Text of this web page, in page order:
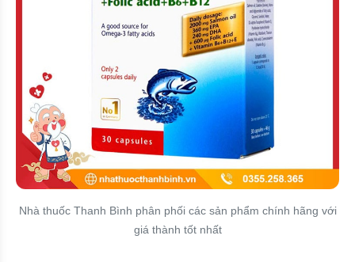
Nhà thuốc Thanh Bình phân phối các sản phẩm chính hãng với
giá thành tốt nhất